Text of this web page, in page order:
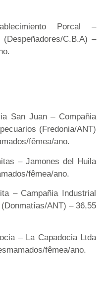
Porcal –
C.B.A) –
San Juan – Compañia
(Fredonia/ANT)
fêmea/ano.
– Jamones del Huila
fêmea/ano.
– Campañia Industrial
ANT) – 36,55
– La Capadocia Ltda
fêmea/ano.